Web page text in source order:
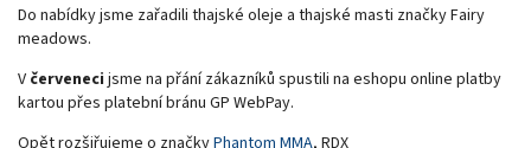
Do nabídky jsme zařadili thajské oleje a thajské masti značky Fairy
meadows.
V červeneci jsme na přání zákazníků spustili na eshopu online platby
kartou přes platební bránu GP WebPay.
Opět rozšiřujeme o značkyPhantom MMA, RDX